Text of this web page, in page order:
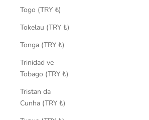
Togo (TRY ₺)
Tokelau (TRY ₺)
Tonga (TRY ₺)
Trinidad ve
Tobago (TRY ₺)
Tristan da
Cunha (TRY ₺)